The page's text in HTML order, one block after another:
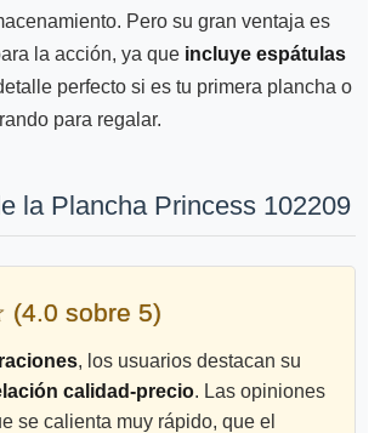
Pero su gran ventaja es
la acción, ya que incluye espátulas
perfecto si es tu primera plancha o
para regalar.
la Plancha Princess 102209
sobre 5)
, los usuarios destacan su
calidad-precio. Las opiniones
se calienta muy rápido, que el